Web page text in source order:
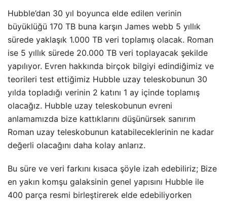
Hubble’dan 30 yıl boyunca elde edilen verinin
büyüklüğü 170 TB buna karşın James webb 5 yıllık
sürede yaklaşık 1.000 TB veri toplamış olacak. Roman
ise 5 yıllık sürede 20.000 TB veri toplayacak şekilde
yapılıyor. Evren hakkında birçok bilgiyi edindiğimiz ve
teorileri test ettiğimiz Hubble uzay teleskobunun 30
yılda topladığı verinin 2 katını 1 ay içinde toplamış
olacağız. Hubble uzay teleskobunun evreni
anlamamızda bize kattıklarını düşünürsek sanırım
Roman uzay teleskobunun katabileceklerinin ne kadar
değerli olacağını daha kolay anlarız.
Bu süre ve veri farkını kısaca şöyle izah edebiliriz; Bize
en yakın komşu galaksinin genel yapısını Hubble ile
400 parça resmi birleştirerek elde edebiliyorken